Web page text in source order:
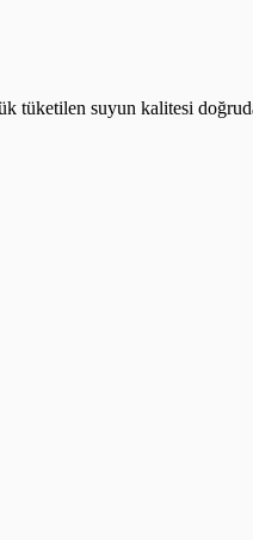
tüketilen suyun kalitesi